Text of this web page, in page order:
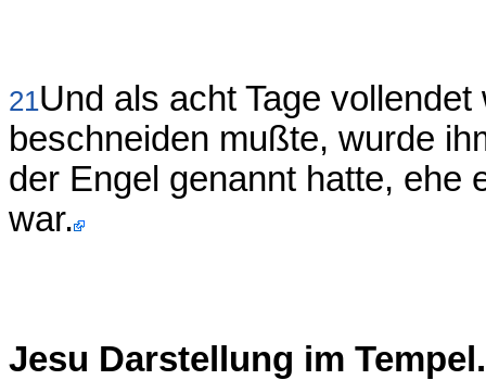
21Und als acht Tage
beschneiden mußte, wurde
der Engel genannt hatte, ehe
war.
Jesu Darstellung im